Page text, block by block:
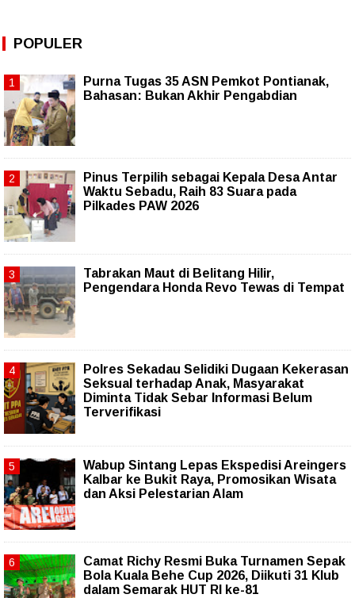
POPULER
Purna Tugas 35 ASN Pemkot Pontianak,
Bahasan: Bukan Akhir Pengabdian
Pinus Terpilih sebagai Kepala Desa Antar
Waktu Sebadu, Raih 83 Suara pada
Pilkades PAW 2026
Tabrakan Maut di Belitang Hilir,
Pengendara Honda Revo Tewas di Tempat
Polres Sekadau Selidiki Dugaan Kekerasan
Seksual terhadap Anak, Masyarakat
Diminta Tidak Sebar Informasi Belum
Terverifikasi
Wabup Sintang Lepas Ekspedisi Areingers
Kalbar ke Bukit Raya, Promosikan Wisata
dan Aksi Pelestarian Alam
Camat Richy Resmi Buka Turnamen Sepak
Bola Kuala Behe Cup 2026, Diikuti 31 Klub
dalam Semarak HUT RI ke-81